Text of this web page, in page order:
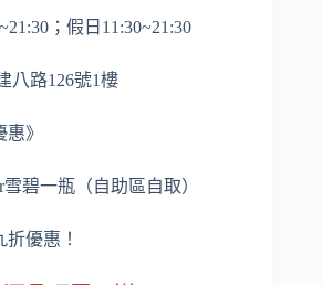
；假日11:30~21:30
八路126號1樓
》
碧一瓶（自助區自取）
優惠！